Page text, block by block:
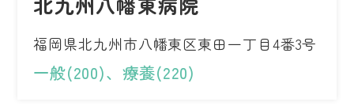
福岡県北九州市八幡東区東田一丁目4番3号
一般(200)、療養(220)